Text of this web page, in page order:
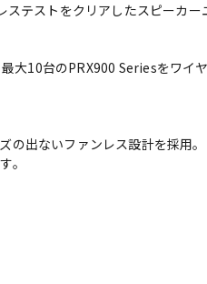
テストをクリアしたスピーカー
10台のPRX900 Seriesをワイ
の出ないファンレス設計を採用
。